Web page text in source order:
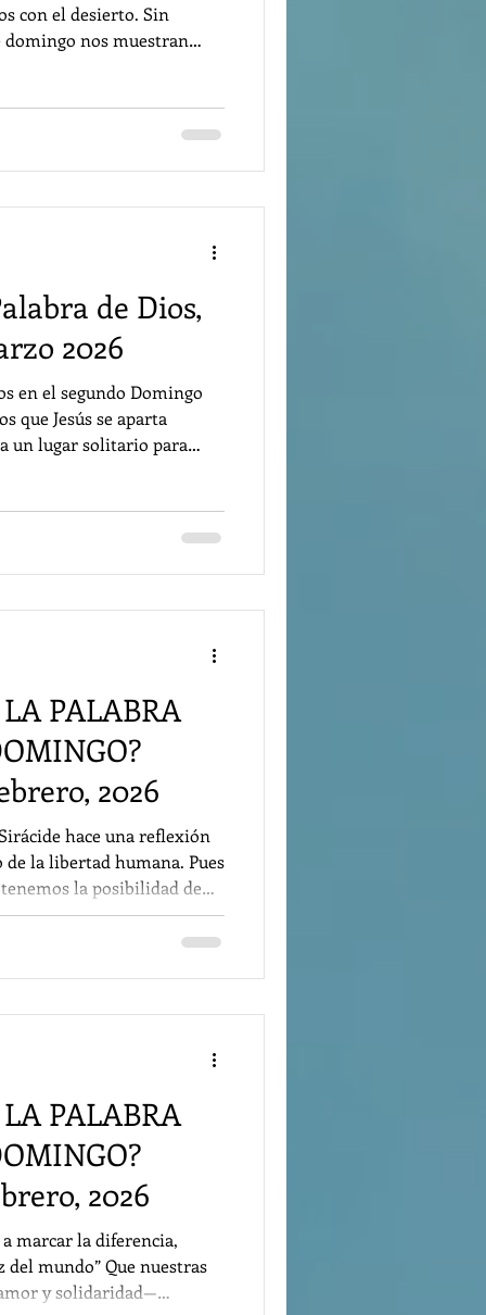
con el desierto. Sin
domingo nos muestran
íntimo de Jesús con la
de Dios,
2026
en el segundo Domingo
que Jesús se aparta
un lugar solitario para
teme que sus
hechos y que al momento
PALABRA
2026
hace una reflexión
la libertad humana. Pues
la posibilidad de
lo que beneficia y
pero la elección que
el
PALABRA
2026
a marcar la diferencia,
del mundo” Que nuestras
y solidaridad—